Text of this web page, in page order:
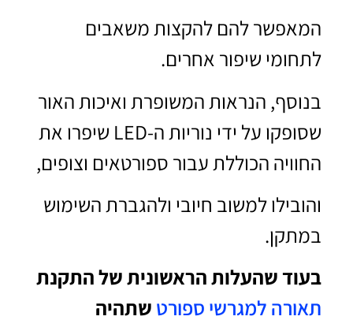
המאפשר להם להקצות משאבים
לתחומי שיפור אחרים.
בנוסף, הנראות המשופרת ואיכות האור
שסופקו על ידי נוריות ה-LED שיפרו את
החוויה הכוללת עבור ספורטאים וצופים,
והובילו למשוב חיובי ולהגברת השימוש
במתקן.
בעוד שהעלות הראשונית של התקנת
תאורה למגרשי ספורט שתהיה